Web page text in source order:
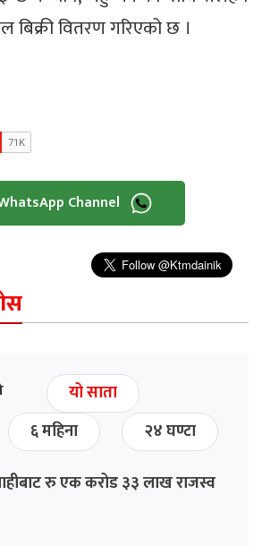
बिक्री वितरण गरिएको छ ।
Channel
यो साता
६ महिना २४ घण्टा
रु एक करोड ३३ लाख राजस्व